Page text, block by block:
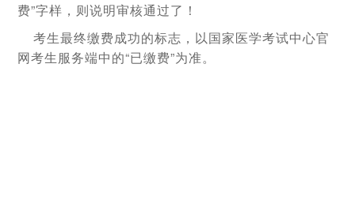
费”字样，则说明审核通过了！
考生最终缴费成功的标志，以国家医学考试中心官
网考生服务端中的“已缴费”为准。